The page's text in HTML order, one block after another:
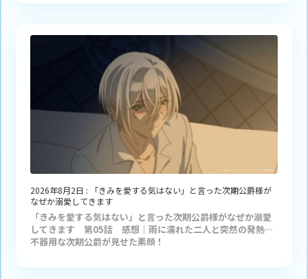
2026年8月2日 :
「きみを愛する気はない」と言った次期公爵様が
なぜか溺愛してきます
「きみを愛する気はない」と言った次期公爵様がなぜか溺愛
してきます 第05話 感想｜雨に濡れた二人と突然の発熱…
不器用な次期公爵が見せた素顔！